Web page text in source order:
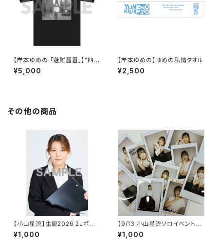
【岸本ゆめの 「避難囂囂」】"四半
世紀"Tシャツ
¥5,000
【岸本ゆめの】ゆめの私情タオル
¥2,500
その他の商品
【小山星流】生誕2026 2Lポー
トレート
¥1,000
【9/13 小山星流ソロイベント】ラ
ンダムチェキ
¥1,000